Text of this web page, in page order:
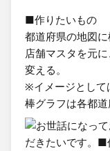
■作りたいもの
都道府県の地図
店舗マスタを元
変える。
※イメージとして
棒グラフは各都道